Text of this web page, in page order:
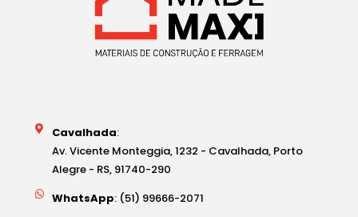
Cavalhada:
Av. Vicente Monteggia, 1232 - Cavalhada, Porto
Alegre - RS, 91740-290
WhatsApp: (51) 99666-2071